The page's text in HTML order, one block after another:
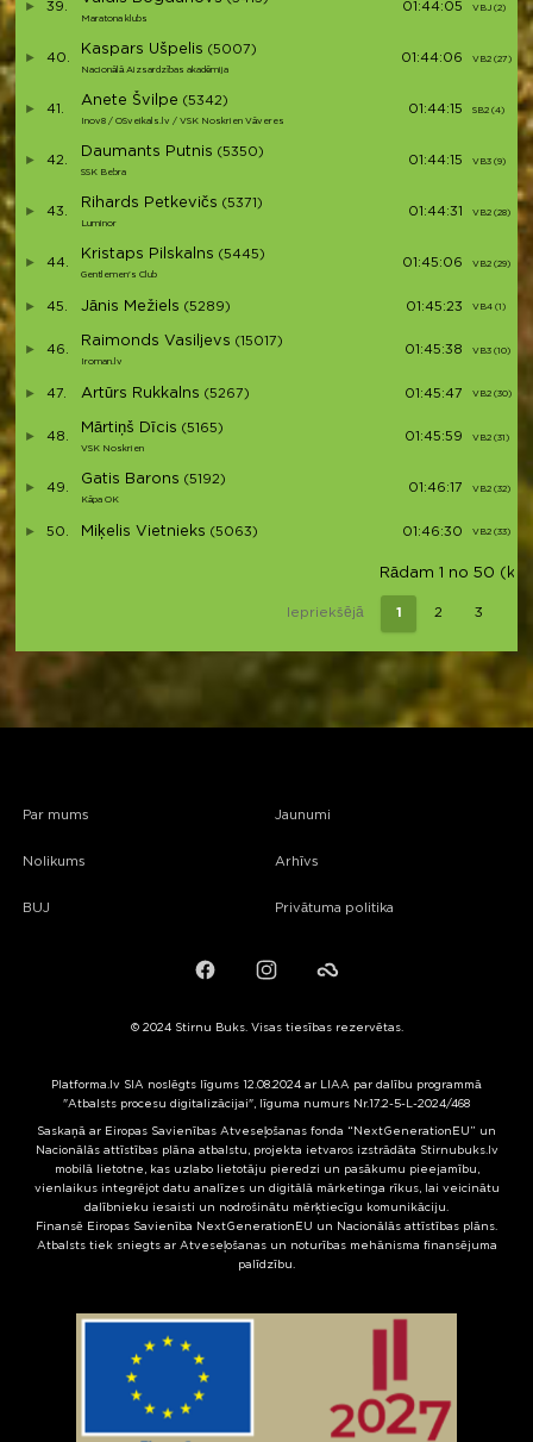
39.
Maratona klubs
01:44:05 VBJ (2)
40.
Kaspars Ušpelis (5007)
Nacionālā Aizsardzības akadēmija
01:44:06 VB2 (27)
41.
Anete Švilpe (5342)
Inov8 / OSveikals.lv / VSK Noskrien Vāveres
01:44:15 SB2 (4)
42.
Daumants Putnis (5350)
SSK Bebra
01:44:15 VB3 (9)
43.
Rihards Petkevičs (5371)
Luminor
01:44:31 VB2 (28)
44.
Kristaps Pilskalns (5445)
Gentlemen's Club
01:45:06 VB2 (29)
45. Jānis Mežiels (5289) 01:45:23 VB4 (1)
46.
Raimonds Vasiljevs (15017)
Iroman.lv
01:45:38 VB3 (10)
47. Artūrs Rukkalns (5267) 01:45:47 VB2 (30)
48.
Mārtiņš Dīcis (5165)
VSK Noskrien
01:45:59 VB2 (31)
49.
Gatis Barons (5192)
Kāpa OK
01:46:17 VB2 (32)
50. Miķelis Vietnieks (5063) 01:46:30 VB2 (33)
Rādam 1 no 50
Iepriekšējā 1 2 3
Par mums
Nolikums
BUJ
Jaunumi
Arhīvs
Privātuma politika
FacebookInstagramFailiem.lv
© 2024 Stirnu Buks. Visas tiesības rezervētas.
Platforma.lv SIA noslēgts līgums 12.08.2024 ar LIAA par dalību programmā
"Atbalsts procesu digitalizācijai", līguma numurs Nr.17.2-5-L-2024/468
Saskaņā ar Eiropas Savienības Atveseļošanas fonda “NextGenerationEU” un
Nacionālās attīstības plāna atbalstu, projekta ietvaros izstrādāta Stirnubuks.lv
mobilā lietotne, kas uzlabo lietotāju pieredzi un pasākumu pieejamību,
vienlaikus integrējot datu analīzes un digitālā mārketinga rīkus, lai veicinātu
dalībnieku iesaisti un nodrošinātu mērķtiecīgu komunikāciju.
Finansē Eiropas Savienība NextGenerationEU un Nacionālās attīstības plāns.
Atbalsts tiek sniegts ar Atveseļošanas un noturības mehānisma finansējuma
palīdzību.